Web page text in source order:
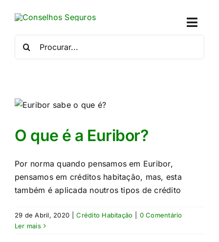
content
por:
O que é a Euribor?
Por norma quando pensamos em Euribor,
pensamos em créditos habitação, mas, esta
também é aplicada noutros tipos de crédito
29 de Abril, 2020 Crédito Habitação
0 Comentário
Ler mais